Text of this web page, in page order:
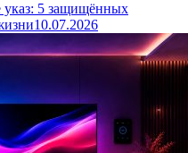
указ: 5 защищённых
10.07.2026